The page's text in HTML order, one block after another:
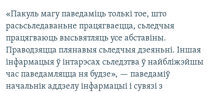
«Пакуль магу паведаміць толькі тое, што
расьсьледаваньне працягваецца, сьледчыя
працягваюць высьвятляць усе абставіны.
Праводзяцца плянавыя сьледчыя дзеяньні. Іншая
інфармацыя ў інтарэсах сьледзтва ў найбліжэйшы
час паведамляцца ня будзе», — паведаміў
начальнік аддзелу інфармацыі і сувязі з